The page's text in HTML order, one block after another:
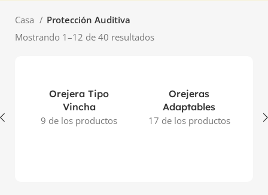
Casa
Protección Auditiva
Mostrando 1–12 de 40 resultados
Orejera Tipo
Vincha
9 de los productos
Orejeras
Adaptables
17 de los productos